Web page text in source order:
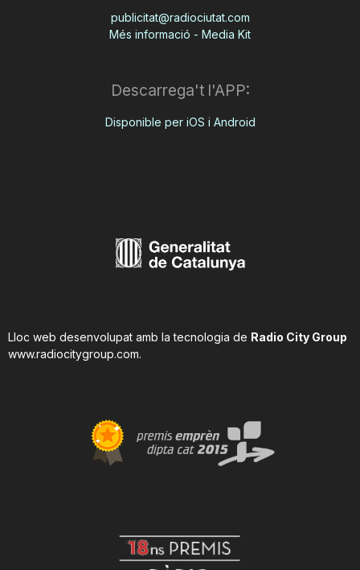
publicitat@radiociutat.com
Més informació - Media Kit
Descarrega't l'APP:
Disponible per iOS i Android
Lloc web desenvolupat amb la tecnologia de Radio City Group
www.radiocitygroup.com.